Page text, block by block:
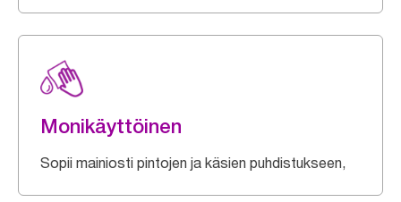
Monikäyttöinen
Sopii mainiosti pintojen ja käsien puhdistukseen,